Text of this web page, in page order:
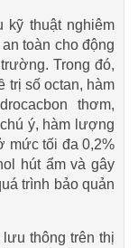
kỹ thuật nghiêm
toàn cho động
Trong đó,
trị số octan, hàm
thơm,
ý, hàm lượng
mức tối đa 0,2%
hút ẩm và gây
trình bảo quản
thông trên thị